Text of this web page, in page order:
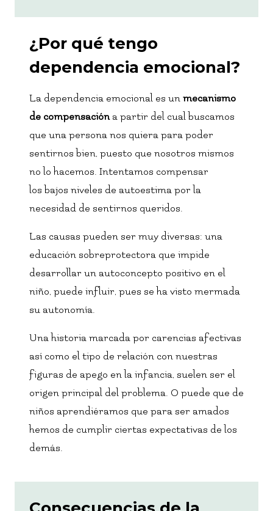
¿Por qué tengo
dependencia emocional?
La dependencia emocional es un mecanismo
de compensacióna partir del cual buscamos
que una persona nos quiera para poder
sentirnos bien, puesto que nosotros mismos
no lo hacemos. Intentamos compensar
los bajos niveles de autoestima por la
necesidad de sentirnos queridos.
Las causas pueden ser muy diversas: una
educación sobreprotectora que impide
desarrollar un autoconcepto positivo en el
niño, puede influir, pues se ha visto mermada
su autonomía.
Una historia marcada por carencias afectivas
así como el tipo de relación con nuestras
figuras de apego en la infancia, suelen ser el
origen principal del problema. O puede que de
niños aprendiéramos que para ser amados
hemos de cumplir ciertas expectativas de los
demás.